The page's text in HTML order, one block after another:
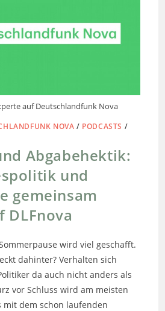
auf Deutschlandfunk Nova
NOVA / PODCASTS /
Abgabehektik:
und
gemeinsam
DLFnova
wird viel geschafft.
dahinter? Verhalten sich
da auch nicht anders als
vor Schluss wird am meisten
mit dem schon laufenden